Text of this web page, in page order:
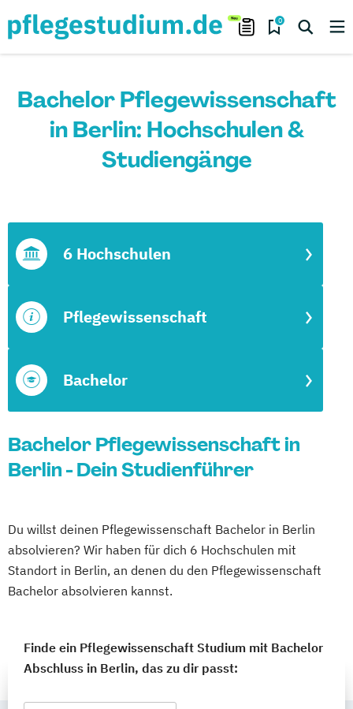
0
Bachelor Pflegewissenschaft
in Berlin: Hochschulen &
Studiengänge
Bachelor
Pflegewissenschaft
6 Hochschulen
Bachelor Pflegewissenschaft in
Berlin - Dein Studienführer
Du willst deinen Pflegewissenschaft Bachelor in Berlin
absolvieren? Wir haben für dich 6 Hochschulen mit
Standort in Berlin, an denen du den Pflegewissenschaft
Bachelor absolvieren kannst.
Finde ein Pflegewissenschaft Studium mit Bachelor
Abschluss in Berlin, das zu dir passt: